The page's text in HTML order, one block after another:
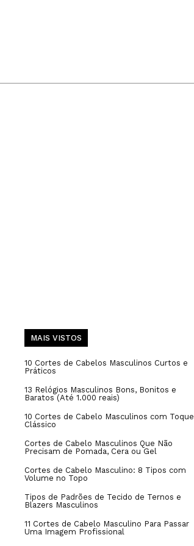
MAIS VISTOS
10 Cortes de Cabelos Masculinos Curtos e
Práticos
13 Relógios Masculinos Bons, Bonitos e
Baratos (Até 1.000 reais)
10 Cortes de Cabelo Masculinos com Toque
Clássico
Cortes de Cabelo Masculinos Que Não
Precisam de Pomada, Cera ou Gel
Cortes de Cabelo Masculino: 8 Tipos com
Volume no Topo
Tipos de Padrões de Tecido de Ternos e
Blazers Masculinos
11 Cortes de Cabelo Masculino Para Passar
Uma Imagem Profissional